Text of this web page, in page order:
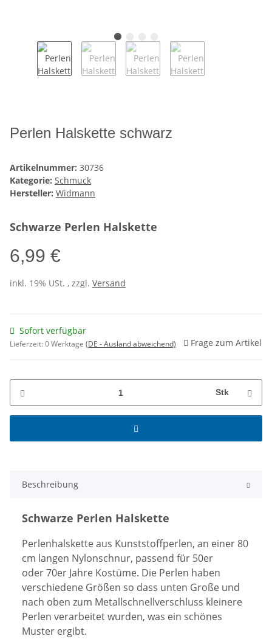
Perlen Halskette schwarz
Artikelnummer: 30736
Kategorie: Schmuck
Hersteller: Widmann
Schwarze Perlen Halskette
6,99 €
inkl. 19% USt. , zzgl. Versand
Sofort verfügbar
Lieferzeit:0 Werktage (DE - Ausland abweichend) Frage zum Artikel
Stk
Beschreibung
Schwarze Perlen Halskette
Perlenhalskette aus Kunststoffperlen, an einer 80
cm langen Nylonschnur, passend für 50er
oder 70er Jahre Kostüme. Die Perlen haben
verschiedene Größen so dass unten Große und
nach oben zum Metallschnellverschluss kleinere
Perlen verarbeitet wurden, was ein schönes
Muster ergibt.